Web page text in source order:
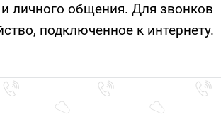
личного общения. Для звонков
подключенное к интернету.